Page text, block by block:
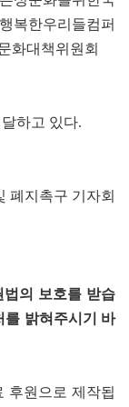
복한우리들컴퍼
화대책위원회
하고 있다.
폐지촉구 기자회
의 보호를 받습
를 밝혀주시기 바
후원으로 제작됩